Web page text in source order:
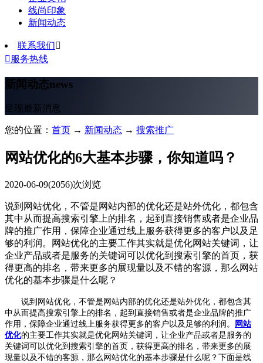
线尚印象
新闻动态
联系我们
 服务热线
新闻动态news
呈现最新消息
您的位置： 首页 → 新闻动态 → 搜索推广
网站优化的6大基本步骤，你知道吗？
2020-06-09(2056)次浏览
说到网站优化，不管是网站内部的优化还是站外优化，都包含
其中从而提高搜索引擎上的排名，起到直接销售或者是企业品
牌的推广作用，保障企业通过线上服务获得更多的客户以及足
够的利润。网站优化的主要工作其实就是优化网站关键词，让
企业产品或者是服务的关键词可以优化到搜索引擎的首页，获
得更高的排名，带来更多的展现量以及不错的客源，那么网站
优化的基本步骤是什么呢？
说到网站优化，不管是网站内部的优化还是站外优化，都包含其
中从而提高搜索引擎上的排名，起到直接销售或者是企业品牌的推广
作用，保障企业通过线上服务获得更多的客户以及足够的利润。
网站
优化的主要工作其实就是优化网站关键词，让企业产品或者是服务的
关键词可以优化到搜索引擎的首页，获得更高的排名，带来更多的展
现量以及不错的客源，那么网站优化的基本步骤是什么呢？下面是线